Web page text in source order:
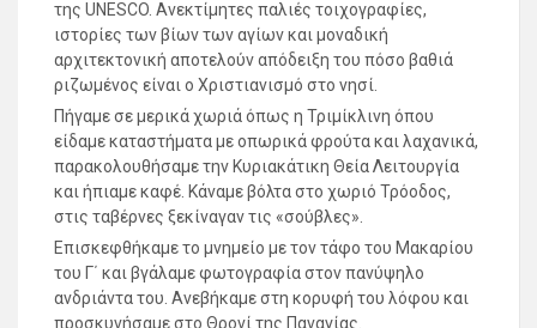
της UNESCO. Ανεκτίμητες παλιές τοιχογραφίες,
ιστορίες των βίων των αγίων και μοναδική
αρχιτεκτονική αποτελούν απόδειξη του πόσο βαθιά
ριζωμένος είναι ο Χριστιανισμό στο νησί.
Πήγαμε σε μερικά χωριά όπως η Τριμίκλινη όπου
είδαμε καταστήματα με οπωρικά φρούτα και λαχανικά,
παρακολουθήσαμε την Κυριακάτικη Θεία Λειτουργία
και ήπιαμε καφέ. Κάναμε βόλτα στο χωριό Τρόοδος,
στις ταβέρνες ξεκίναγαν τις «σούβλες».
Επισκεφθήκαμε το μνημείο με τον τάφο του Μακαρίου
του Γ΄ και βγάλαμε φωτογραφία στον πανύψηλο
ανδριάντα του. Ανεβήκαμε στη κορυφή του λόφου και
προσκυνήσαμε στο Θρονί της Παναγίας.